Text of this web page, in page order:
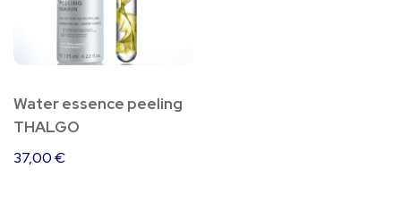
Water essence peeling
THALGO
37,00€